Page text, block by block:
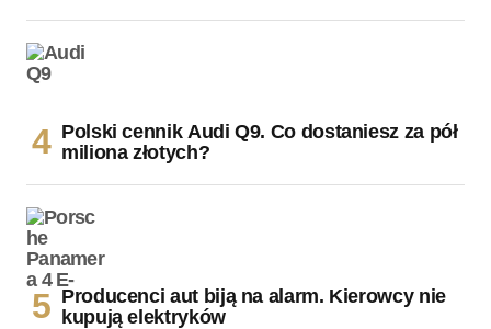
Polski cennik Audi Q9. Co dostaniesz za pół
miliona złotych?
Producenci aut biją na alarm. Kierowcy nie
kupują elektryków